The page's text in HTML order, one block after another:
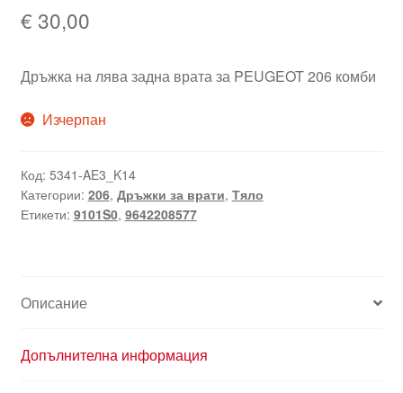
€ 30,00
Дръжка на лява задна врата за PEUGEOT 206 комби
Изчерпан
Код: 5341-AE3_K14
Категории: 206, Дръжки за врати, Тяло
Етикети: 9101S0, 9642208577
Описание
Допълнителна информация